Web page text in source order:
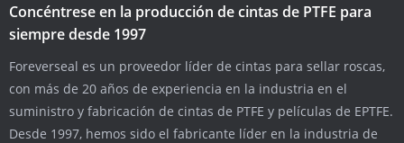
Concéntrese en la producción de cintas de PTFE para
siempre desde 1997
Foreverseal es un proveedor líder de cintas para sellar roscas,
con más de 20 años de experiencia en la industria en el
suministro y fabricación de cintas de PTFE y películas de EPTFE.
Desde 1997, hemos sido el fabricante líder en la industria de